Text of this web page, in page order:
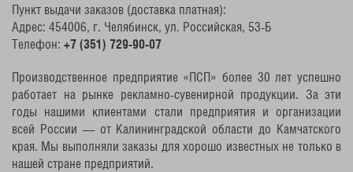
Пункт выдачи заказов (доставка платная):
Адрес: 454006, г. Челябинск, ул. Российская, 53-Б
Телефон: +7 (351) 729-90-07
Производственное предприятие «ПСП» более 30 лет успешно
работает на рынке рекламно-сувенирной продукции. За эти
годы нашими клиентами стали предприятия и организации
всей России — от Калининградской области до Камчатского
края. Мы выполняли заказы для хорошо известных не только в
нашей стране предприятий.